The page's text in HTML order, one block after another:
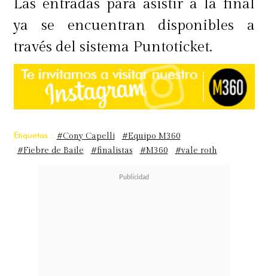
Las entradas para asistir a la final
ya se encuentran disponibles a
través del sistema Puntoticket.
Etiquetas : #Cony Capelli
#Equipo M360
#Fiebre de Baile
#finalistas #M360 #vale roth